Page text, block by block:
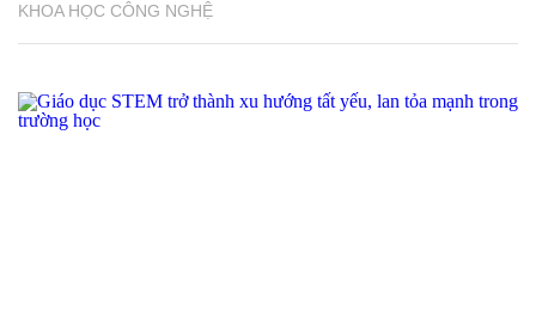
KHOA HỌC CÔNG NGHỆ